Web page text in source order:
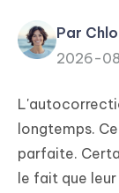
PDF
Editor
iAnyGo
Par
2026-
longtemps.
parfaite.
le fait que